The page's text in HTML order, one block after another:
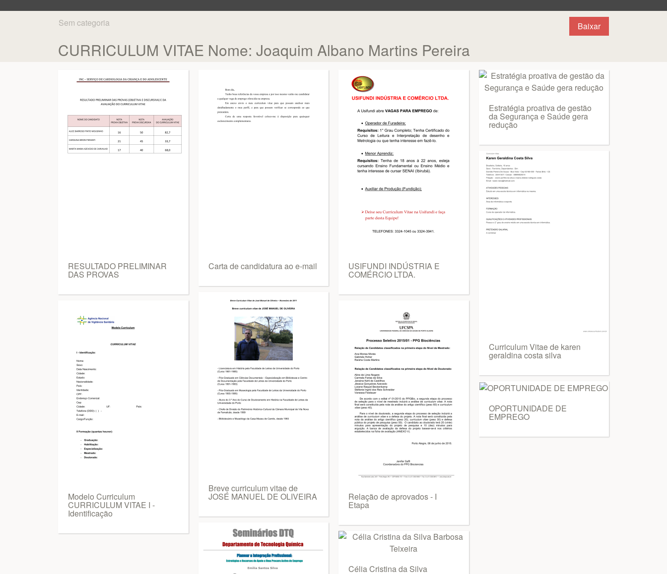
Baixar
Sem categoria
CURRICULUM VITAE Nome: Joaquim Albano Martins Pereira
RESULTADO PRELIMINAR
DAS PROVAS
Modelo Curriculum
CURRICULUM VITAE I -
Identificação
Carta de candidatura ao e-mail
Breve curriculum vitae de
JOSÉ MANUEL DE OLIVEIRA
USIFUNDI INDÚSTRIA E
COMÉRCIO LTDA.
Relação de aprovados - I
Etapa
Célia Cristina da Silva
Estratégia proativa de gestão
da Segurança e Saúde gera
redução
Curriculum Vitae de karen
geraldina costa silva
OPORTUNIDADE DE
EMPREGO